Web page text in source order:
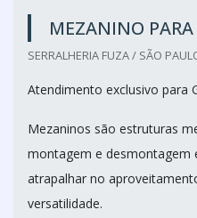
MEZANINO PARA
SERRALHERIA FUZA / SÃO
Atendimento exclusivo para
Mezaninos são estruturas
montagem e desmontagem
atrapalhar no
versatilidade.